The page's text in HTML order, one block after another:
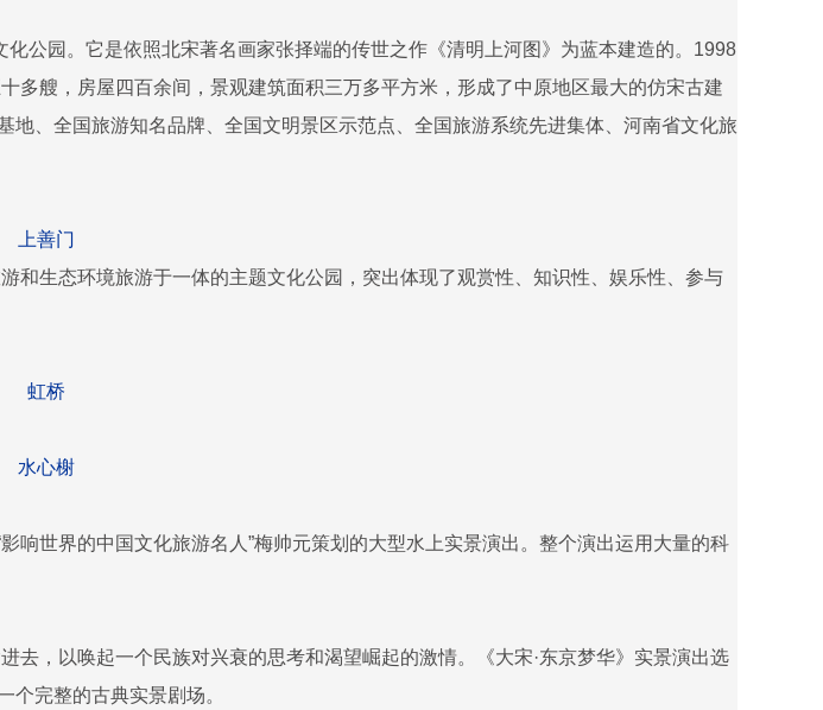
公园。它是依照北宋著名画家张择端的传世之作《清明上河图》为蓝本建造的。1998
艘，房屋四百余间，景观建筑面积三万多平方米，形成了中原地区最大的仿宋古建
、全国旅游知名品牌、全国文明景区示范点、全国旅游系统先进集体、河南省文化旅
上善门
和生态环境旅游于一体的主题文化公园，突出体现了观赏性、知识性、娱乐性、参与
虹桥
水心榭
响世界的中国文化旅游名人”梅帅元策划的大型水上实景演出。整个演出运用大量的科
去，以唤起一个民族对兴衰的思考和渴望崛起的激情。《大宋·东京梦华》实景演出选
完整的古典实景剧场。